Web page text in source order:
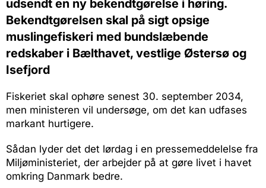
udsendt en ny bekendtgørelse i høring.
Bekendtgørelsen skal på sigt opsige
muslingefiskeri med bundslæbende
redskaber i Bælthavet, vestlige Østersø og
Isefjord
Fiskeriet skal ophøre senest 30. september 2034,
men ministeren vil undersøge, om det kan udfases
markant hurtigere.
Sådan lyder det det lørdag i en pressemeddelelse fra
Miljøministeriet, der arbejder på at gøre livet i havet
omkring Danmark bedre.